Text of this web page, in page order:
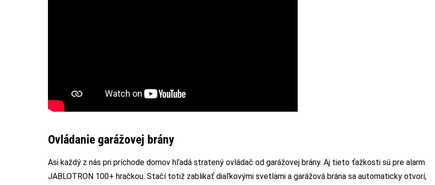
Ovládanie garážovej brány
Asi každý z nás pri príchode domov hľadá stratený ovládač od garážovej brány. Aj tieto ťažkosti sú pre alarm
JABLOTRON 100+ hračkou. Stačí totiž zablikať diaľkovými svetlami a garážová brána sa automaticky otvorí,